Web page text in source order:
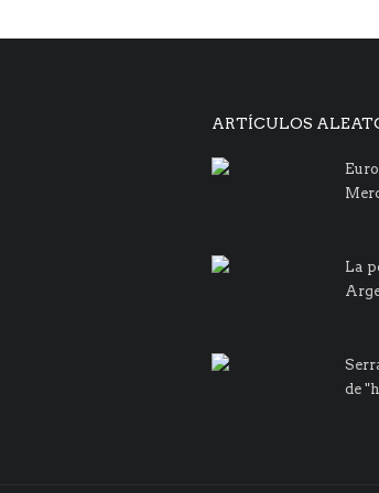
ARTÍCULOS
La
de